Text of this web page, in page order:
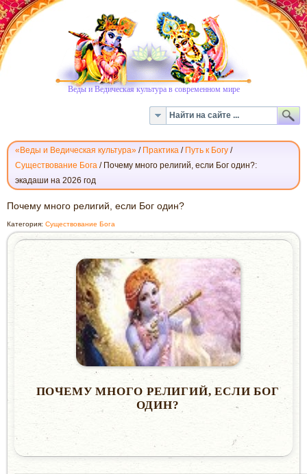
Веды и Ведическая культура в современном мире
«Веды и Ведическая культура» / Практика / Путь к Богу /
Существование Бога / Почему много религий, если Бог один?:
экадаши на 2026 год
ПОЧЕМУ
МНОГО
РЕЛИГИЙ,
ЕСЛИ
БОГ
Почему много религий, если Бог один?
Категория: Существование Бога
ПОЧЕМУ МНОГО РЕЛИГИЙ, ЕСЛИ БОГ
ОДИН?